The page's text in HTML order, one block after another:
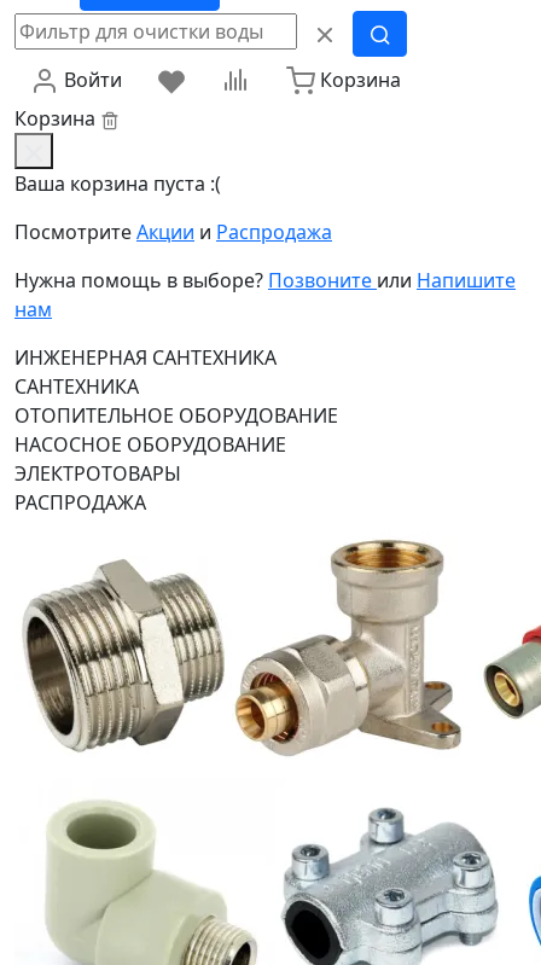
Войти
Корзина
Корзина
Ваша корзина пуста :(
ПосмотритеАкции и Распродажа
Нужна помощь в выборе? Позвоните или Напишите
нам
ИНЖЕНЕРНАЯ САНТЕХНИКА
САНТЕХНИКА
ОТОПИТЕЛЬНОЕ ОБОРУДОВАНИЕ
НАСОСНОЕ ОБОРУДОВАНИЕ
ЭЛЕКТРОТОВАРЫ
РАСПРОДАЖА